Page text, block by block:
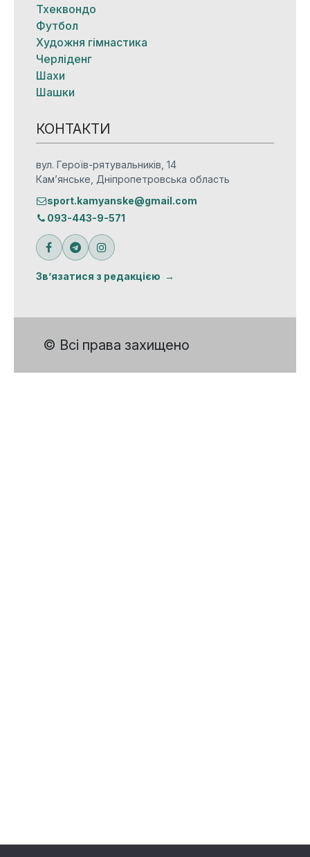
Тхеквондо
Футбол
Художня гімнастика
Черліденг
Шахи
Шашки
КОНТАКТИ
вул. Героїв-рятувальників, 14
Кам’янське, Дніпропетровська область
sport.kamyanske@gmail.com
093-443-9-571
Зв’язатися з редакцією
© Всі права захищено